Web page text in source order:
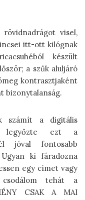
visel,
itt-ott kilógnak
készült
a szűk aluljáró
kontrasztjaként
bizonytalanság.
számít a digitális
legyőzte ezt a
jóval fontosabb
ki fáradozna
egy címet vagy
tehát a
CSAK A MAI